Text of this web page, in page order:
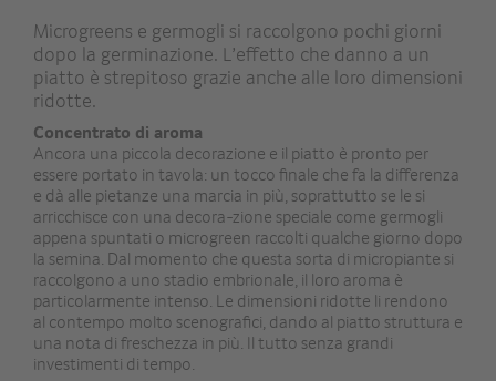
Microgreens e germogli si raccolgono pochi giorni
dopo la germinazione. L’effetto che danno a un
piatto è strepitoso grazie anche alle loro dimensioni
ridotte.
Concentrato di aroma
Ancora una piccola decorazione e il piatto è pronto per
essere portato in tavola: un tocco finale che fa la differenza
e dà alle pietanze una marcia in più, soprattutto se le si
arricchisce con una decora-zione speciale come germogli
appena spuntati o microgreen raccolti qualche giorno dopo
la semina. Dal momento che questa sorta di micropiante si
raccolgono a uno stadio embrionale, il loro aroma è
particolarmente intenso. Le dimensioni ridotte li rendono
al contempo molto scenografici, dando al piatto struttura e
una nota di freschezza in più. Il tutto senza grandi
investimenti di tempo.